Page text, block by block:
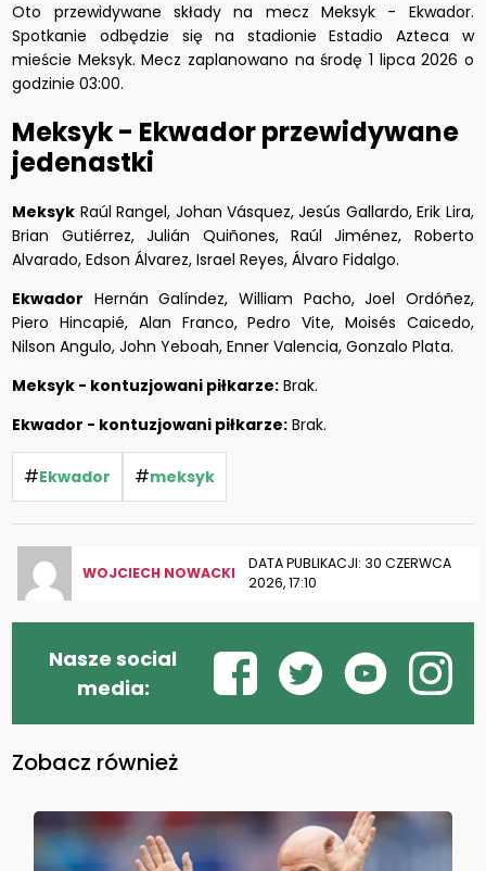
Oto przewidywane składy na mecz Meksyk - Ekwador.
Spotkanie odbędzie się na stadionie Estadio Azteca w
mieście Meksyk. Mecz zaplanowano na środę 1 lipca 2026 o
godzinie 03:00.
Meksyk - Ekwador przewidywane
jedenastki
Meksyk Raúl Rangel, Johan Vásquez, Jesús Gallardo, Erik Lira,
Brian Gutiérrez, Julián Quiñones, Raúl Jiménez, Roberto
Alvarado, Edson Álvarez, Israel Reyes, Álvaro Fidalgo.
Ekwador Hernán Galíndez, William Pacho, Joel Ordóñez,
Piero Hincapié, Alan Franco, Pedro Vite, Moisés Caicedo,
Nilson Angulo, John Yeboah, Enner Valencia, Gonzalo Plata.
Meksyk - kontuzjowani piłkarze: Brak.
Ekwador - kontuzjowani piłkarze: Brak.
#Ekwador #meksyk
WOJCIECH NOWACKI
DATA PUBLIKACJI: 30 CZERWCA
2026, 17:10
Nasze social
media:
Zobacz również